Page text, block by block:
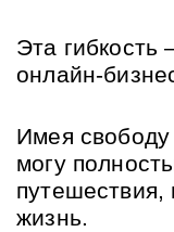
Эта
онлайн-
Имея свободу
могу
путешествия,
жизнь.